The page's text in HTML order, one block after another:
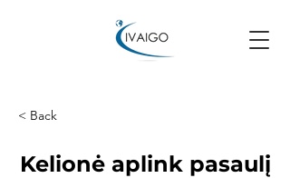
< Back
Kelionė aplink pasaulį